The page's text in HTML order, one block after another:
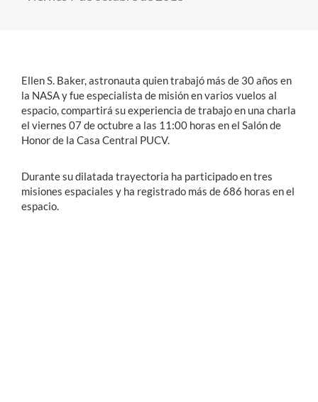
Funcionarios
Alumni
English
Ellen S. Baker, astronauta quien trabajó más de 30 años en
la NASA y fue especialista de misión en varios vuelos al
espacio, compartirá su experiencia de trabajo en una charla
el viernes 07 de octubre a las 11:00 horas en el Salón de
Honor de la Casa Central PUCV.
Durante su dilatada trayectoria ha participado en tres
misiones espaciales y ha registrado más de 686 horas en el
espacio.